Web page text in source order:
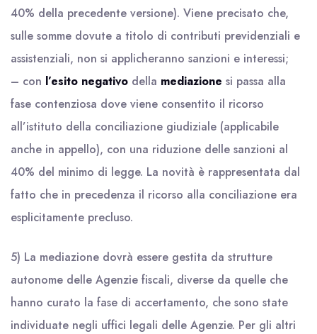
40% della precedente versione). Viene precisato che,
sulle somme dovute a titolo di contributi previdenziali e
assistenziali, non si applicheranno sanzioni e interessi;
– con l’esito negativo della mediazione si passa alla
fase contenziosa dove viene consentito il ricorso
all’istituto della conciliazione giudiziale (applicabile
anche in appello), con una riduzione delle sanzioni al
40% del minimo di legge. La novità è rappresentata dal
fatto che in precedenza il ricorso alla conciliazione era
esplicitamente precluso.
5) La mediazione dovrà essere gestita da strutture
autonome delle Agenzie fiscali, diverse da quelle che
hanno curato la fase di accertamento, che sono state
individuate negli uffici legali delle Agenzie. Per gli altri